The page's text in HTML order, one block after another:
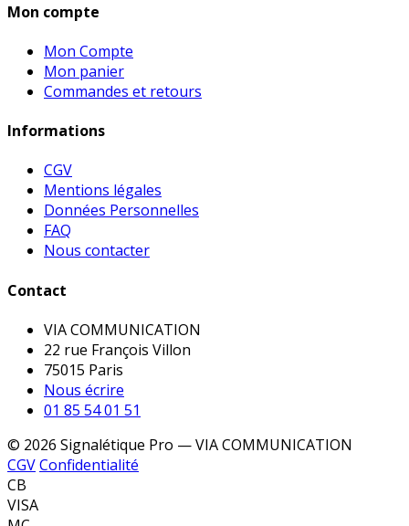
Mon compte
Mon Compte
Mon panier
Commandes et retours
Informations
CGV
Mentions légales
Données Personnelles
FAQ
Nous contacter
Contact
VIA COMMUNICATION
22 rue François Villon
75015 Paris
Nous écrire
01 85 54 01 51
© 2026 Signalétique Pro — VIA COMMUNICATION
CGVConfidentialité
CB
VISA